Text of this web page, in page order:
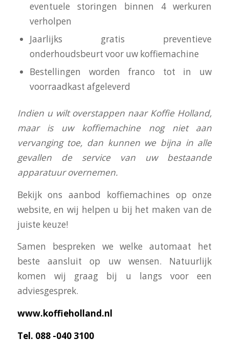
eventuele storingen binnen 4 werkuren
verholpen
Jaarlijks gratis preventieve
onderhoudsbeurt voor uw koffiemachine
Bestellingen worden franco tot in uw
voorraadkast afgeleverd
Indien u wilt overstappen naar Koffie Holland,
maar is uw koffiemachine nog niet aan
vervanging toe, dan kunnen we bijna in alle
gevallen de service van uw bestaande
apparatuur overnemen.
Bekijk ons aanbod koffiemachines op onze
website, en wij helpen u bij het maken van de
juiste keuze!
Samen bespreken we welke automaat het
beste aansluit op uw wensen. Natuurlijk
komen wij graag bij u langs voor een
adviesgesprek.
www.koffieholland.nl
Tel. 088 -040 3100